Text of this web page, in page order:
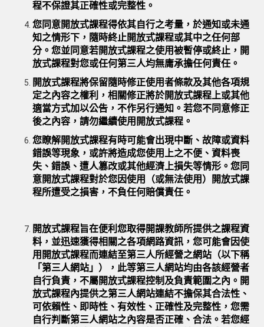
程不保證其正確性或完整性。
您同意開放式課程得依其自行之考量，於通知或未通
知之情形下，隨時終止開放式課程或其中之任何部
分。您並同意若開放式課程之使用被暫停或終止，開
放式課程對您或任何第三人均無庸承擔任何責任。
開放式課程將保留隨時修正使用者條款及其他各項規
定之內容之權利，相關修正將於開放式課程上或其他
適當方式加以公告，不作另行通知。若您不同意修正
後之內容，請勿繼續使用開放式課程。
您瞭解開放式課程有時可能會出現中斷、故障或資料
錯誤等現象，或許將造成您使用上之不便、資料喪
失、錯誤、遭人篡改或其他經濟上損失等情形。您同
意開放式課程對於您因使用（或無法使用）開放式課
程所遭受之損害，不負任何賠償責任。
開放式課程旨在便利您取得開課教師所提供之課程資
料，並迅速獲得相關之各項網路資訊，您可能會因使
用開放式課程而連結至第三人所經營之網站（以下稱
「第三人網站」），此等第三人網站均由各該經營者
自行負責，不屬開放式課程控制及負責範圍之內。開
放式課程內提供之第三人網站連結不擔保其合法性、
可依賴性、即時性、有效性、正確性及完整性，您需
自行判斷第三人網站之內容是否正確、合法。若您經